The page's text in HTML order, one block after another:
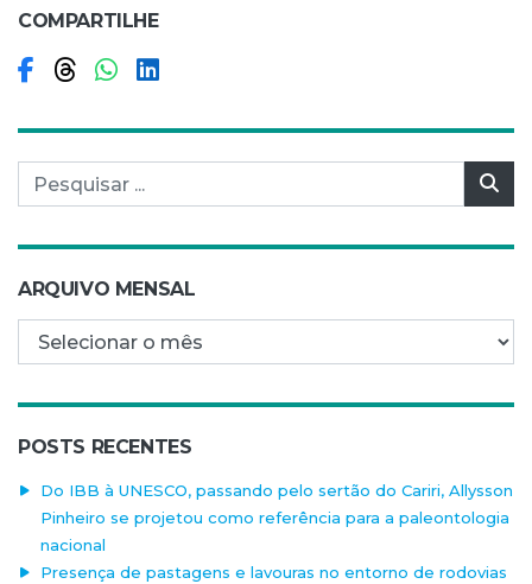
COMPARTILHE
Compartilhar no Facebook
Compartilhar no Threads
Compartilhar no WhatsApp
Compartilhar no LinkedIn
Pesquisar por:
ARQUIVO MENSAL
Arquivo mensal
POSTS RECENTES
Do IBB à UNESCO, passando pelo sertão do Cariri, Allysson
Pinheiro se projetou como referência para a paleontologia
nacional
Presença de pastagens e lavouras no entorno de rodovias